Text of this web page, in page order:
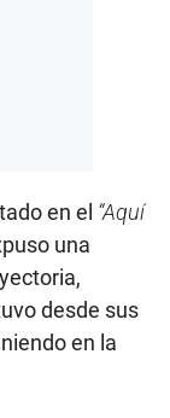
en el “Aquí
una
desde sus
en la